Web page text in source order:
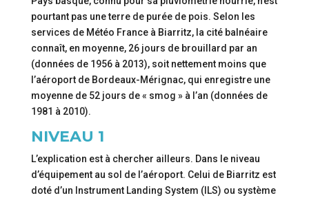
pourtant pas une terre de purée de pois. Selon les
services de Météo France à Biarritz, la cité balnéaire
connaît, en moyenne, 26 jours de brouillard par an
(données de 1956 à 2013), soit nettement moins que
l’aéroport de Bordeaux-Mérignac, qui enregistre une
moyenne de 52 jours de « smog » à l’an (données de
1981 à 2010).
NIVEAU 1
L’explication est à chercher ailleurs. Dans le niveau
d’équipement au sol de l’aéroport. Celui de Biarritz est
doté d’un Instrument Landing System (ILS) ou système